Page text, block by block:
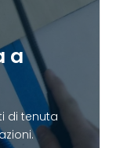
a
di tenuta